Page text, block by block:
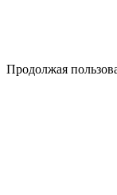
Продолжая